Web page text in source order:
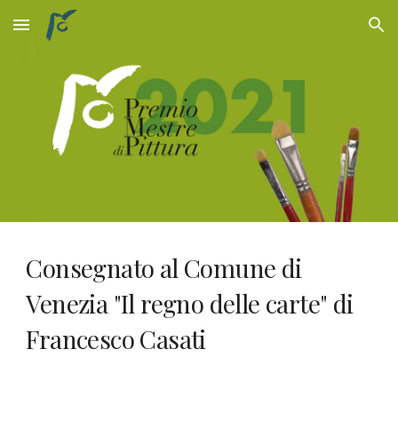
Skip to main content Skip to navigation
Consegnato al Comune di
Venezia "Il regno delle carte" di
Francesco Casati